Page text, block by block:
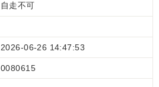
自走不可
2026-06-26 14:47:53
0080615